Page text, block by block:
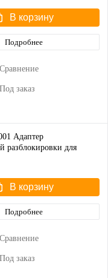
В корзину
Подробнее
Сравнение
Под заказ
Адаптер
разблокировки для
В корзину
Подробнее
Сравнение
Под заказ